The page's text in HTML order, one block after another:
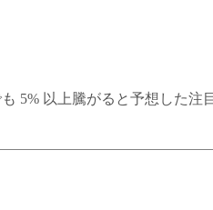
5% 以上騰がると予想した注